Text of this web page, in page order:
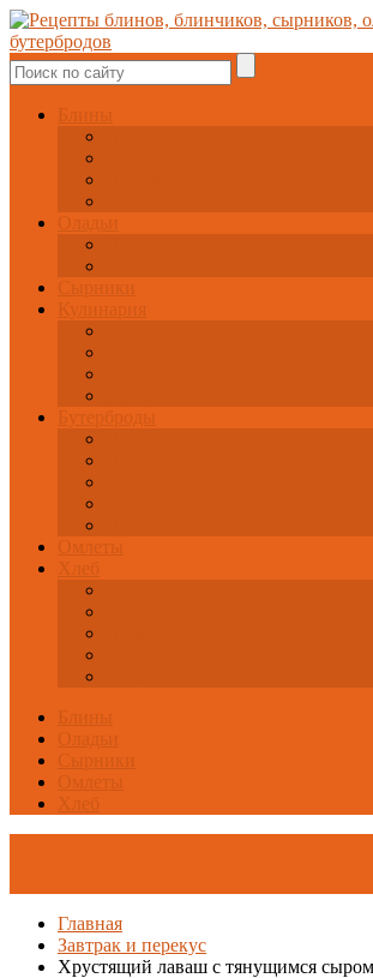
Блины
Оладьи
Сырники
Кулинария
Бутерброды
Омлеты
Хлеб
Блины
Оладьи
Сырники
Омлеты
Хлеб
Главная
Завтрак и перекус
Хрустящий лаваш с тянущимся